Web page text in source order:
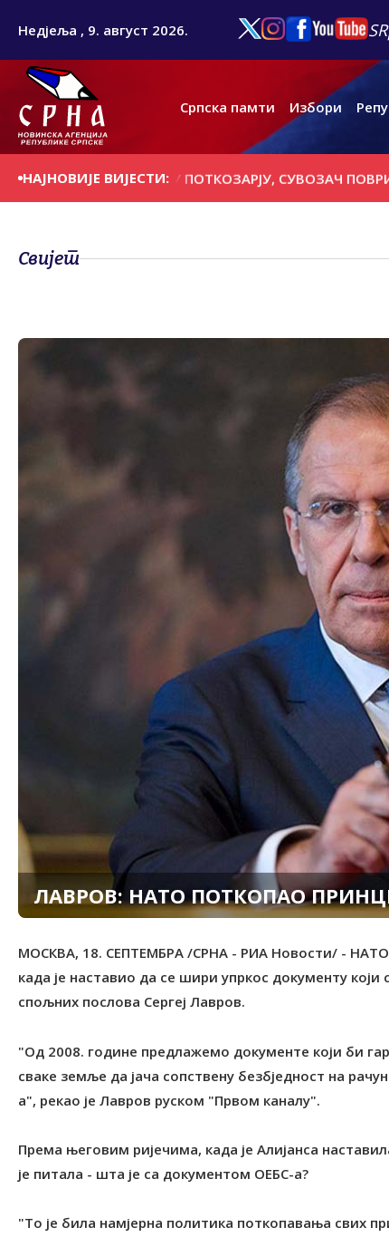
Недјеља , 9. август 2026.
Српска памти Избори
НАЈНОВИЈЕ ВИЈЕСТИ:
У УДЕСУ У ПОТКОЗАРЈУ, СУВОЗАЧ ПОВРИЈЕЂЕН
Свијет
ЛАВРОВ: НАТО ПОТКОПАО
МОСКВА, 18. СЕПТЕМБРА /СРНА - РИА Новости/ - НАТО
када је наставио да се шири упркос документу
спољних послова Сергеј Лавров.
"Од 2008. године предлажемо документе који би
сваке земље да јача сопствену безбједност на
а", рекао је Лавров руском "Првом каналу".
Према његовим ријечима, када је Алијанса
је питала - шта је са документом ОЕБС-а?
"То је била намјерна политика поткопавања свих